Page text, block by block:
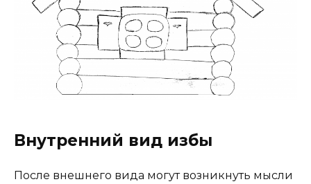
Внутренний вид избы
После внешнего вида могут возникнуть мысли